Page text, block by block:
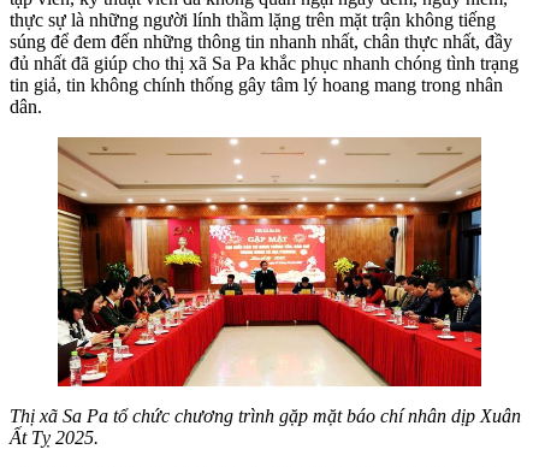
thực sự là những người lính thầm lặng trên mặt trận không tiếng
súng để đem đến những thông tin nhanh nhất, chân thực nhất, đầy
đủ nhất đã giúp cho thị xã Sa Pa khắc phục nhanh chóng tình trạng
tin giả, tin không chính thống gây tâm lý hoang mang trong nhân
dân.
Thị xã Sa Pa tổ chức chương trình gặp mặt báo chí nhân dịp Xuân
Ất Tỵ 2025.